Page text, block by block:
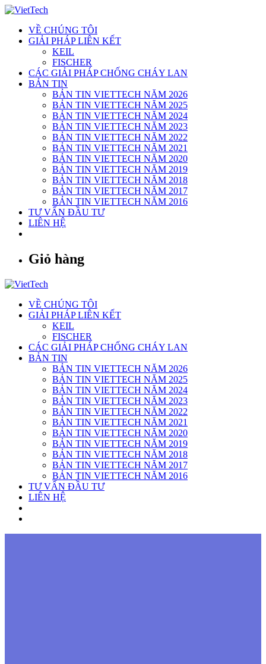
Skip
contentVỀ CHÚNG TÔI
GIẢI PHÁP LIÊN KẾT
KEIL
FISCHER
CÁC GIẢI PHÁP CHỐNG CHÁY LAN
BẢN TIN
BẢN TIN VIETTECH NĂM 2026
BẢN TIN VIETTECH NĂM 2025
BẢN TIN VIETTECH NĂM 2024
BẢN TIN VIETTECH NĂM 2023
BẢN TIN VIETTECH NĂM 2022
BẢN TIN VIETTECH NĂM 2021
BẢN TIN VIETTECH NĂM 2020
BẢN TIN VIETTECH NĂM 2019
BẢN TIN VIETTECH NĂM 2018
BẢN TIN VIETTECH NĂM 2017
BẢN TIN VIETTECH NĂM 2016
TƯ VẤN ĐẦU TƯ
LIÊN HỆ
Giỏ hàng
VỀ CHÚNG TÔI
GIẢI PHÁP LIÊN KẾT
KEIL
FISCHER
CÁC GIẢI PHÁP CHỐNG CHÁY LAN
BẢN TIN
BẢN TIN VIETTECH NĂM 2026
BẢN TIN VIETTECH NĂM 2025
BẢN TIN VIETTECH NĂM 2024
BẢN TIN VIETTECH NĂM 2023
BẢN TIN VIETTECH NĂM 2022
BẢN TIN VIETTECH NĂM 2021
BẢN TIN VIETTECH NĂM 2020
BẢN TIN VIETTECH NĂM 2019
BẢN TIN VIETTECH NĂM 2018
BẢN TIN VIETTECH NĂM 2017
BẢN TIN VIETTECH NĂM 2016
TƯ VẤN ĐẦU TƯ
LIÊN HỆ